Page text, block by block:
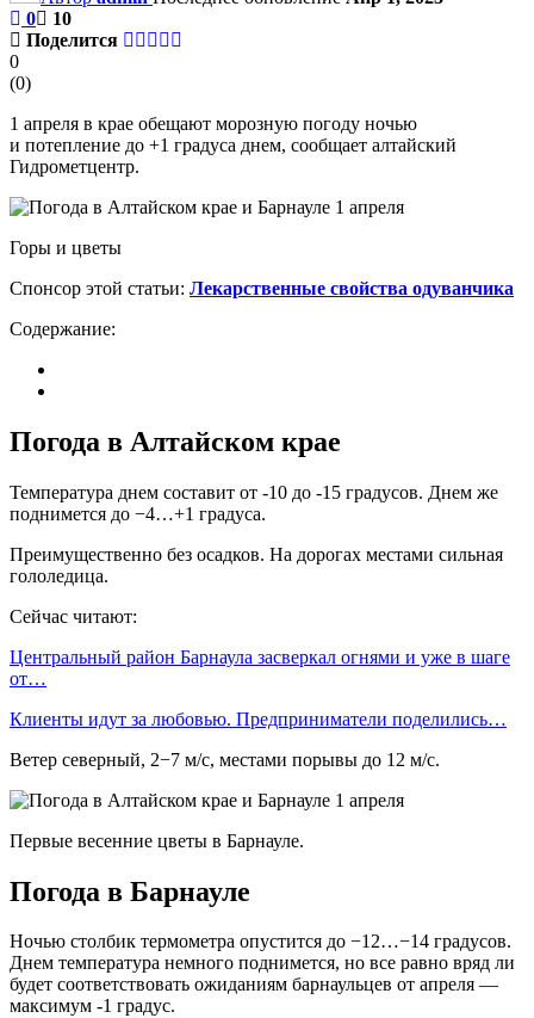
0
10
Поделится
0
(0)
1 апреля в крае обещают морозную погоду ночью
и потепление до +1 градуса днем, сообщает алтайский
Гидрометцентр.
Горы и цветы
Спонсор этой статьи: Лекарственные свойства одуванчика
Содержание:
Погода в Алтайском крае
Температура днем составит от -10 до -15 градусов. Днем же
поднимется до −4…+1 градуса.
Преимущественно без осадков. На дорогах местами сильная
гололедица.
Сейчас читают:
Центральный район Барнаула засверкал огнями и уже в шаге
от…
Клиенты идут за любовью. Предприниматели поделились…
Ветер северный, 2−7 м/с, местами порывы до 12 м/с.
Первые весенние цветы в Барнауле.
Погода в Барнауле
Ночью столбик термометра опустится до −12…−14 градусов.
Днем температура немного поднимется, но все равно вряд ли
будет соответствовать ожиданиям барнаульцев от апреля —
максимум -1 градус.